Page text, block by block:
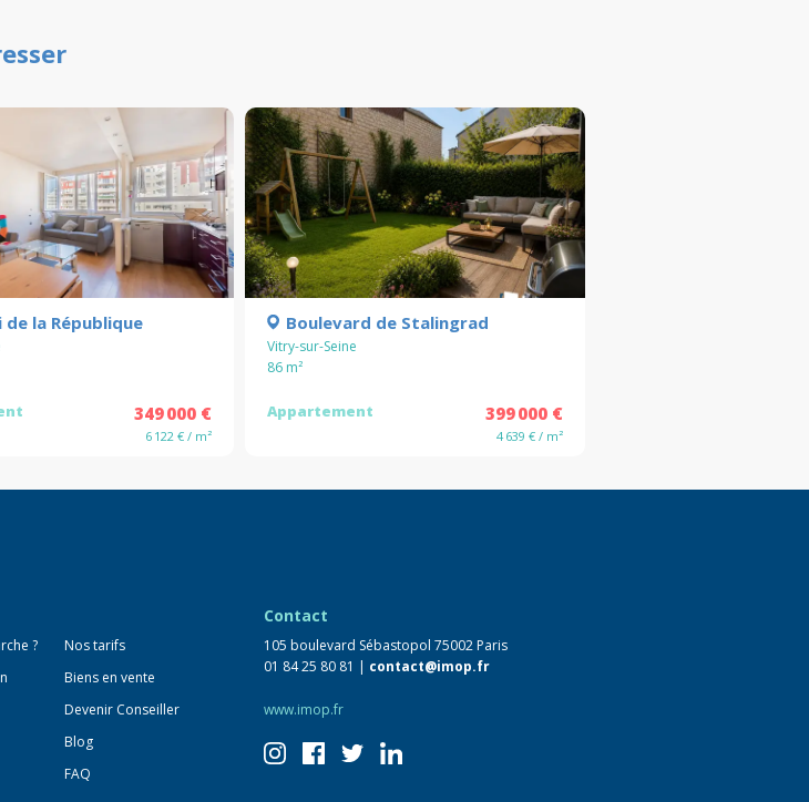
de la République
349 000 €
6 122 € / m²
Boulevard de Stalingrad
Vitry-sur-Seine
86 m²
Appartement 399 000 €
4 639 € / m²
?
Nos tarifs
Biens en vente
Devenir Conseiller
Blog
FAQ
Contact
105 boulevard Sébastopol 75002 Paris
01 84 25 80 81 | contact@imop.fr
www.imop.fr